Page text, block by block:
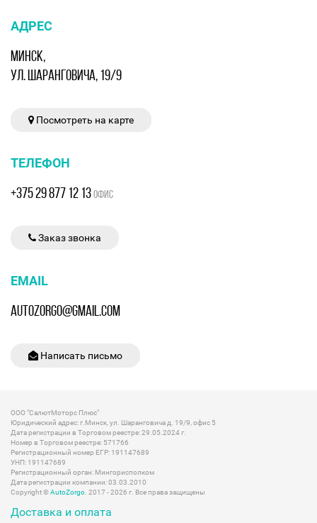
АДРЕС
МИНСК,
УЛ. ШАРАНГОВИЧА, 19/9
Посмотреть на карте
ТЕЛЕФОН
+375 29 877 12 13ОФИС
Заказ звонка
EMAIL
AUTOZORGO@GMAIL.COM
Написать письмо
ООО "СалютМоторс Плюс"
Юридический адрес: г.Минск, ул. Шаранговича д. 19/9, офис 5
Дата регистрации в Торговом реестре: 29.05.2024 г.
Номер в Торговом реестре: 571766
Регистрационный номер ЕГР: 191147689
УНП: 191147689
Регистрационный орган: Мингорисполком
Дата регистрации компании: 03.03.2010
Copyright ©AutoZorgo . 2017 - 2026 г. Все права защищены
Доставка и оплата